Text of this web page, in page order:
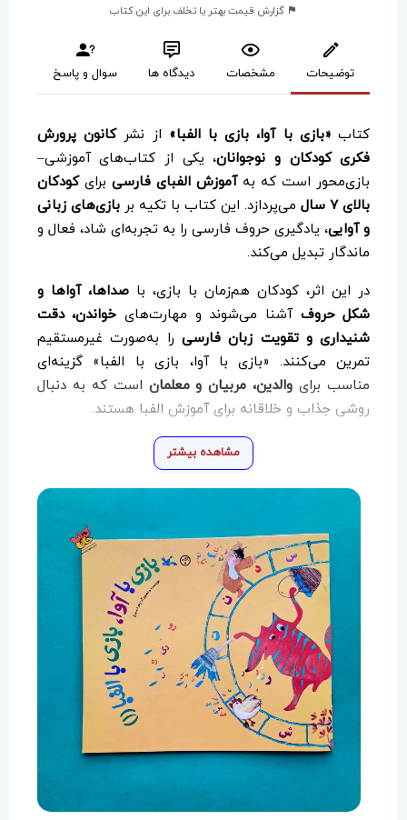
گزارش قیمت بهتر یا تخلف برای این کتاب
توضیحات مشخصات دیدگاه ها سوال و پاسخ
کتاب«بازی با آوا، بازی با الفبا» از نشرکانون پرورش
فکری کودکان و نوجوانان، یکی از کتاب‌های آموزشی–
بازی‌محور است که بهآموزش الفبای فارسی برایکودکان
بالای ۷ سال
می‌پردازد. این کتاب با تکیه بربازی‌های زبانی
و آوایی، یادگیری حروف فارسی را به تجربه‌ای شاد، فعال و
ماندگار تبدیل می‌کند.
در این اثر، کودکان هم‌زمان با بازی، باصداها، آواها و
شکل حروف آشنا می‌شوند و مهارت‌های خواندن، دقت
شنیداری و تقویت زبان فارسی را به‌صورت غیرمستقیم
تمرین می‌کنند. «بازی با آوا، بازی با الفبا» گزینه‌ای
مناسب برای والدین، مربیان و معلمان است که به دنبال
روشی جذاب و خلاقانه برای آموزش الفبا هستند.
مشاهده بیشتر